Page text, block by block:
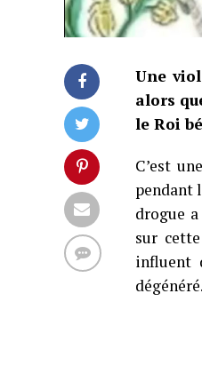
Une
alors
le Roi
C’est
pendant
drogue
sur
influent
dégénéré.